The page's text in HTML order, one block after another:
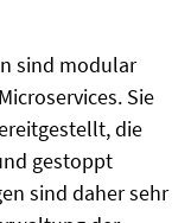
sind modular
Sie
die
gestoppt
sind daher sehr